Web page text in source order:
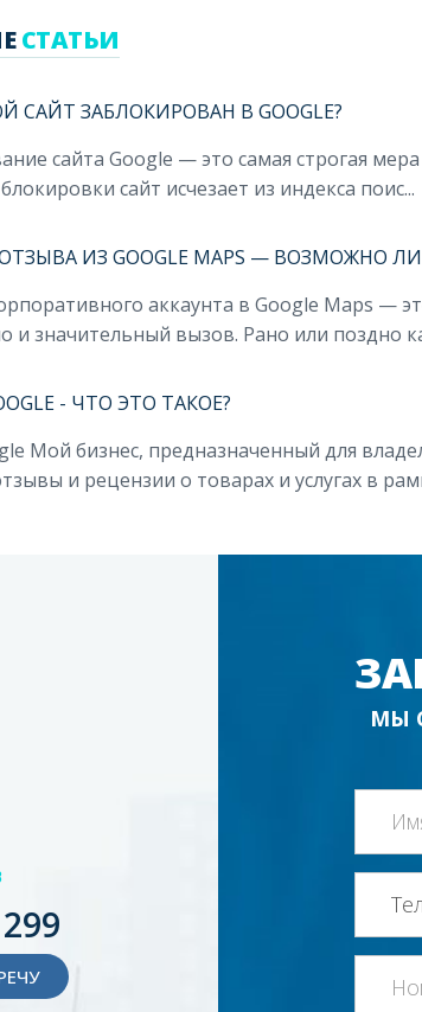
СТАТЬИ
САЙТ ЗАБЛОКИРОВАН В GOOGLE?
сайта Google — это самая строгая
сайт исчезает из индекса поис...
ИЗ GOOGLE MAPS — ВОЗМОЖНО
аккаунта в Google Maps —
и значительный вызов. Рано или поздно
- ЧТО ЭТО ТАКОЕ?
Мой бизнес, предназначенный для
и рецензии о товарах и услугах в
МЫ